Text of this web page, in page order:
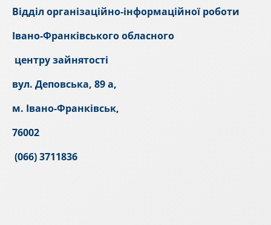
Відділ організаційно-інформаційної роботи
Івано-Франківського обласного
центру зайнятості
вул. Деповська, 89 а,
м. Івано-Франківськ,
76002
(066) 3711836